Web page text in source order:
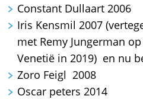
Constant Dullaart 2006
Iris Kensmil 2007
met Remy Jungerman
Venetië in 2019) en nu
Zoro Feigl 2008
Oscar peters 2014